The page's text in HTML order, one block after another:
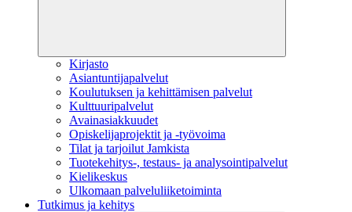
Kirjasto
Asiantuntijapalvelut
Koulutuksen ja kehittämisen palvelut
Kulttuuripalvelut
Avainasiakkuudet
Opiskelijaprojektit​ ja -työvoima
Tilat ja tarjoilut Jamkista
Tuotekehitys-, testaus- ja analysointipalvelut
Kielikeskus
Ulkomaan palveluliiketoiminta
Tutkimus ja kehitys